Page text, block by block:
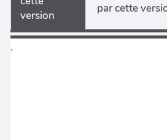
version
par cette